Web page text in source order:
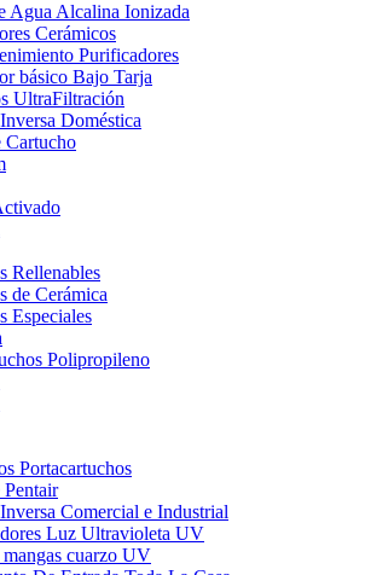
Agua Alcalina Ionizada
Cerámicos
Purificadores
básico Bajo Tarja
UltraFiltración
Doméstica
Cartucho
Rellenables
de Cerámica
Especiales
Polipropileno
Portacartuchos
Comercial e Industrial
Luz Ultravioleta UV
cuarzo UV